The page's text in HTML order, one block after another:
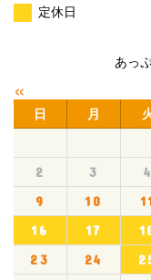
定休日
あっ
«
日 月
2
3 4
9
10
16
17
23
24